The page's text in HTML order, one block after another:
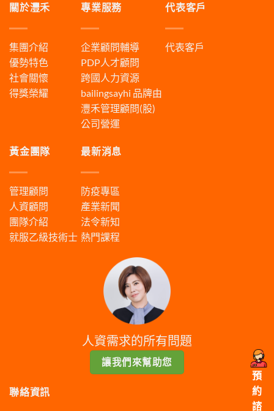
關於灃禾
集團介紹
優勢特色
社會關懷
得獎榮耀
專業服務
企業顧問輔導
PDP人才顧問
跨國人力資源
bailingsayhi 品牌由
灃禾管理顧問(股)
公司營運
代表客戶
代表客戶
黃金團隊
管理顧問
人資顧問
團隊介紹
就服乙級技術士
最新消息
防疫專區
產業新聞
法令新知
熱門課程
人資需求的所有問題
讓我們來幫助您
聯絡資訊
預
約
諮